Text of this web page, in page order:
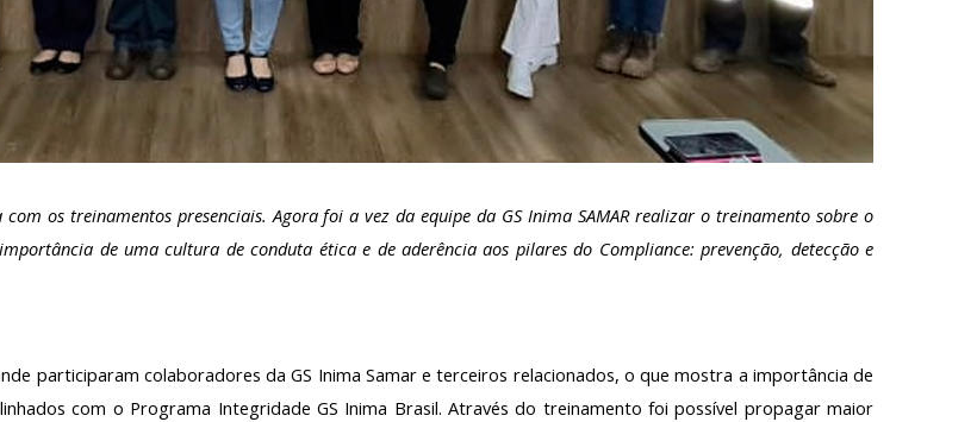
os treinamentos presenciais. Agora foi a vez da equipe da GS Inima SAMAR realizar o treinamento sobre o
de uma cultura de conduta ética e de aderência aos pilares do Compliance: prevenção, detecção e
participaram colaboradores da GS Inima Samar e terceiros relacionados, o que mostra a importância de
com o Programa Integridade GS Inima Brasil. Através do treinamento foi possível propagar maior